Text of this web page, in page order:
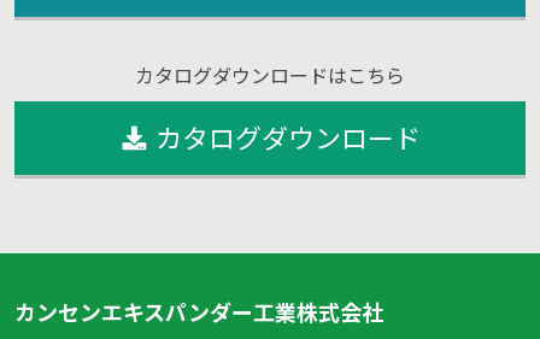
カタログダウンロードはこちら
カタログダウンロード
カンセンエキスパンダー工業株式会社